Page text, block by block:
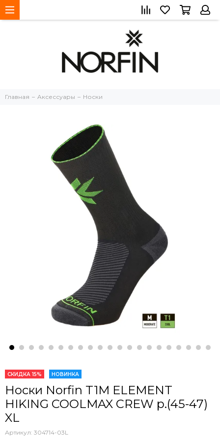
Главная Aксессуары Носки
СКИДКА 15% НОВИНКА
Носки Norfin T1M ELEMENT
HIKING COOLMAX CREW р.(45-47)
XL
Артикул: 304714-03L